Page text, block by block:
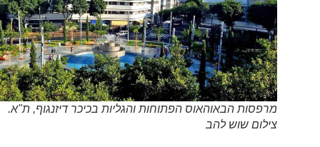
מרפסות הבאוהאוס הפתוחות והגליות בכיכר דיזנגוף, ת"א.
צילום שוש להב